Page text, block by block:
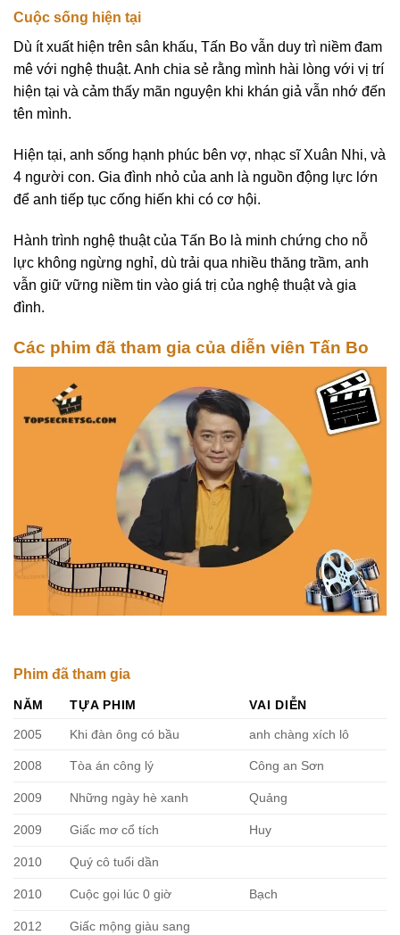
Cuộc sống hiện tại
Dù ít xuất hiện trên sân khấu, Tấn Bo vẫn duy trì niềm đam
mê với nghệ thuật. Anh chia sẻ rằng mình hài lòng với vị trí
hiện tại và cảm thấy mãn nguyện khi khán giả vẫn nhớ đến
tên mình.
Hiện tại, anh sống hạnh phúc bên vợ, nhạc sĩ Xuân Nhi, và
4 người con. Gia đình nhỏ của anh là nguồn động lực lớn
để anh tiếp tục cống hiến khi có cơ hội.
Hành trình nghệ thuật của Tấn Bo là minh chứng cho nỗ
lực không ngừng nghỉ, dù trải qua nhiều thăng trầm, anh
vẫn giữ vững niềm tin vào giá trị của nghệ thuật và gia
đình.
Các phim đã tham gia của diễn viên Tấn Bo
Phim đã tham gia
NĂM TỰA PHIM VAI DIỄN
2005 Khi đàn ông có bầu anh chàng xích lô
2008 Tòa án công lý Công an Sơn
2009 Những ngày hè xanh Quảng
2009 Giấc mơ cổ tích Huy
2010 Quý cô tuổi dần
2010 Cuộc gọi lúc 0 giờ Bạch
2012 Giấc mộng giàu sang